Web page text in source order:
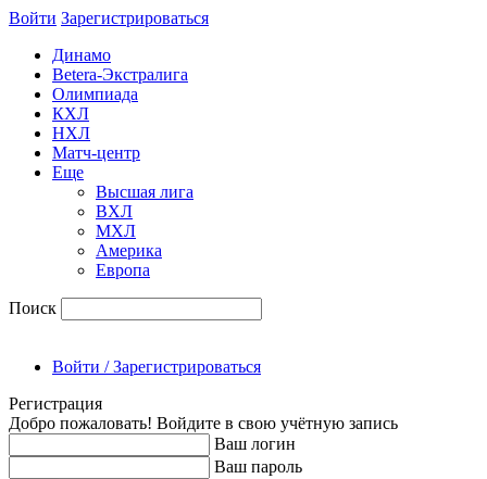
Войти Зарегиcтрироваться
Динамо
Betera-Экстралига
Олимпиада
КХЛ
НХЛ
Матч-центр
Еще
Высшая лига
ВХЛ
МХЛ
Америка
Европа
Поиск
Войти / Зарегистрироваться
Регистрация
Добро пожаловать! Войдите в свою учётную запись
Ваш логин
Ваш пароль